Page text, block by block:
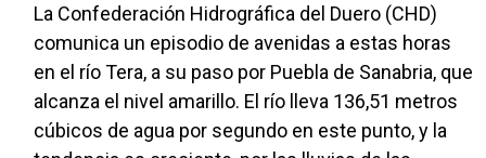
La Confederación Hidrográfica del Duero (CHD)
comunica un episodio de avenidas a estas horas
en el río Tera, a su paso por Puebla de Sanabria, que
alcanza el nivel amarillo. El río lleva 136,51 metros
cúbicos de agua por segundo en este punto, y la